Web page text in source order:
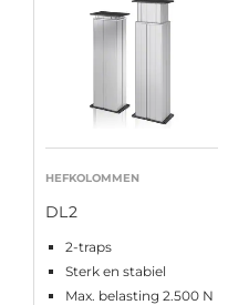
HEFKOLOMMEN
DL2
2-traps
Sterk en stabiel
Max. belasting 2.500 N